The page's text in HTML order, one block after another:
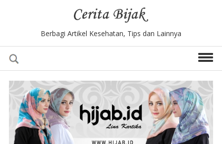
Berbagi Artikel Kesehatan, Tips dan Lainnya